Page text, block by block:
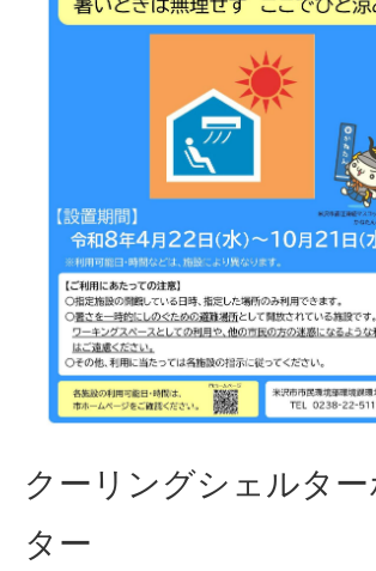
クーリングシェルター
ター